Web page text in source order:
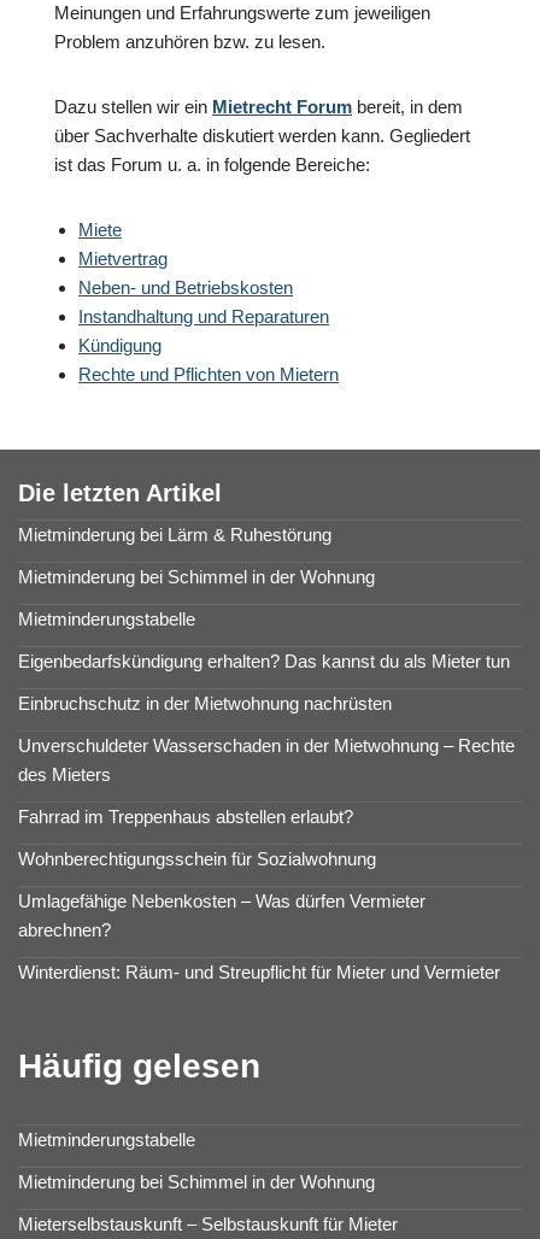
Meinungen und Erfahrungswerte zum jeweiligen
Problem anzuhören bzw. zu lesen.
Dazu stellen wir ein Mietrecht Forum bereit, in dem
über Sachverhalte diskutiert werden kann. Gegliedert
ist das Forum u. a. in folgende Bereiche:
Miete
Mietvertrag
Neben- und Betriebskosten
Instandhaltung und Reparaturen
Kündigung
Rechte und Pflichten von Mietern
Die letzten Artikel
Mietminderung bei Lärm & Ruhestörung
Mietminderung bei Schimmel in der Wohnung
Mietminderungstabelle
Eigenbedarfskündigung erhalten? Das kannst du als Mieter tun
Einbruchschutz in der Mietwohnung nachrüsten
Unverschuldeter Wasserschaden in der Mietwohnung – Rechte
des Mieters
Fahrrad im Treppenhaus abstellen erlaubt?
Wohnberechtigungsschein für Sozialwohnung
Umlagefähige Nebenkosten – Was dürfen Vermieter
abrechnen?
Winterdienst: Räum- und Streupflicht für Mieter und Vermieter
Häufig gelesen
Mietminderungstabelle
Mietminderung bei Schimmel in der Wohnung
Mieterselbstauskunft – Selbstauskunft für Mieter